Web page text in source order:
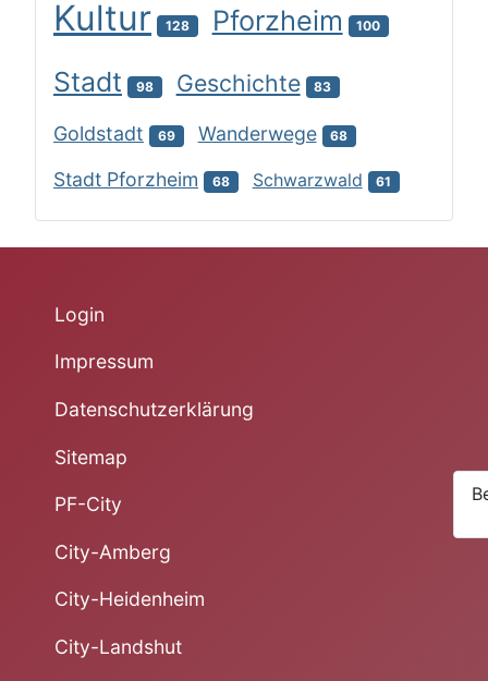
Kultur 128 Pforzheim 100
Stadt 98 Geschichte 83
Goldstadt 69 Wanderwege 68
Stadt Pforzheim 68 Schwarzwald 61
Login
Impressum
Datenschutzerklärung
Sitemap
PF-City
City-Amberg
City-Heidenheim
City-Landshut